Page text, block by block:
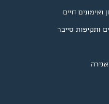
ואימונים חיים
ותקיפות סייבר